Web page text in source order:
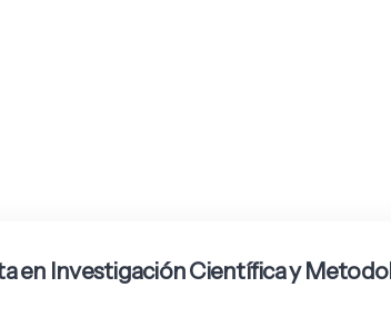
en Investigación Científica y